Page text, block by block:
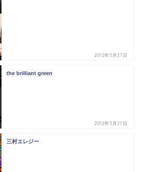
2012年5月27日
the brilliant green
2012年5月27日
三村エレジー